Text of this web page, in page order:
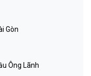
Gòn
Ông Lãnh